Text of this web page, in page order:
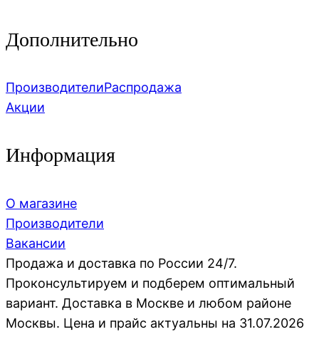
Дополнительно
ПроизводителиРаспродажа
Акции
Информация
О магазине
Производители
Вакансии
Продажа и доставка по России 24/7.
Проконсультируем и подберем оптимальный
вариант. Доставка в Москве и любом районе
Москвы. Цена и прайс актуальны на 31.07.2026